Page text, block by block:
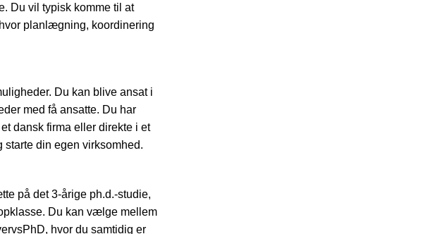
Du vil typisk komme til at
planlægning, koordinering
Du kan blive ansat i
med få ansatte. Du har
dansk firma eller direkte i et
din egen virksomhed.
på det 3-årige ph.d.-studie,
Du kan vælge mellem
hvor du samtidig er